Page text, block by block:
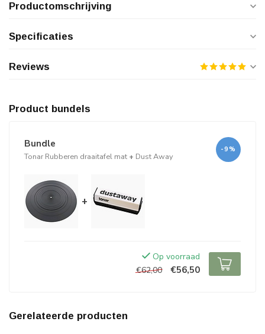
Productomschrijving
Specificaties
Reviews
Product bundels
Bundle
Tonar Rubberen draaitafel mat + Dust Away
-9%
+
Op voorraad
€62,00
€56,50
Gerelateerde producten